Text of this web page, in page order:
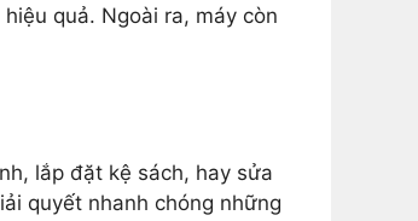
quả. Ngoài ra, máy còn
lắp đặt kệ sách, hay sửa
quyết nhanh chóng những